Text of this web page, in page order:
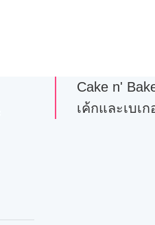
Cake n'
เค้กและเบเก